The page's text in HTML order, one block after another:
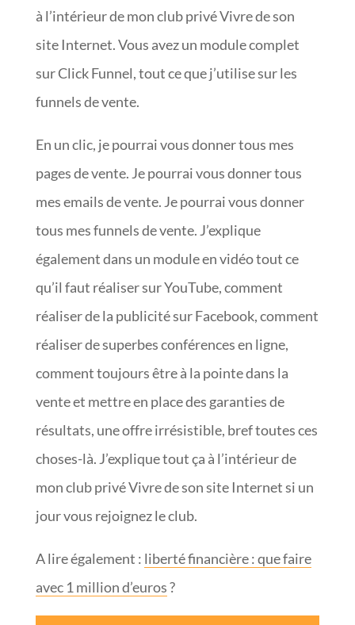
à l’intérieur de mon club privé Vivre de son
site Internet. Vous avez un module complet
sur Click Funnel, tout ce que j’utilise sur les
funnels de vente.
En un clic, je pourrai vous donner tous mes
pages de vente. Je pourrai vous donner tous
mes emails de vente. Je pourrai vous donner
tous mes funnels de vente. J’explique
également dans un module en vidéo tout ce
qu’il faut réaliser sur YouTube, comment
réaliser de la publicité sur Facebook, comment
réaliser de superbes conférences en ligne,
comment toujours être à la pointe dans la
vente et mettre en place des garanties de
résultats, une offre irrésistible, bref toutes ces
choses-là. J’explique tout ça à l’intérieur de
mon club privé Vivre de son site Internet si un
jour vous rejoignez le club.
A lire également : liberté financière : que faire
avec 1 million d’euros?